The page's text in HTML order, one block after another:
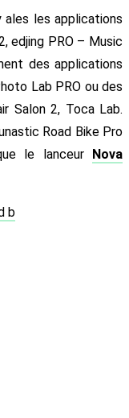
les applications
edjing PRO – Music
des applications
Lab PRO ou des
Salon 2, Toca Lab.
Road Bike Pro
le lanceur Nova